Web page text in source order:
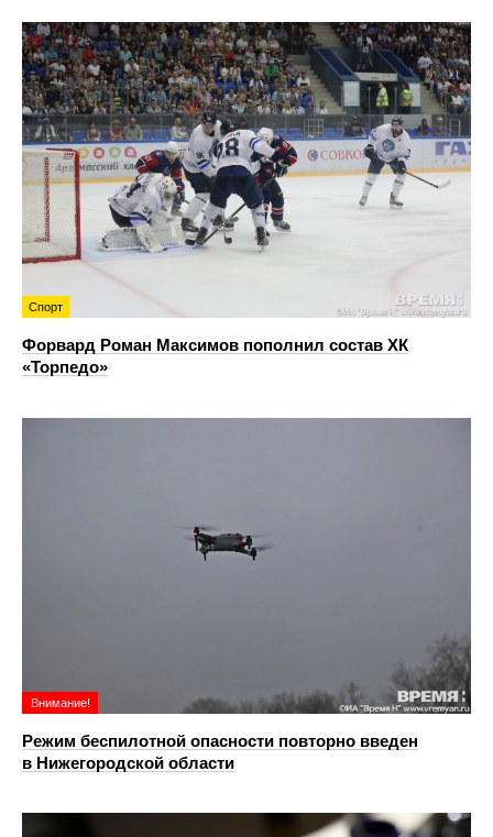
Спорт
Форвард Роман Максимов пополнил состав ХК
«Торпедо»
Внимание!
Режим беспилотной опасности повторно введен
в Нижегородской области